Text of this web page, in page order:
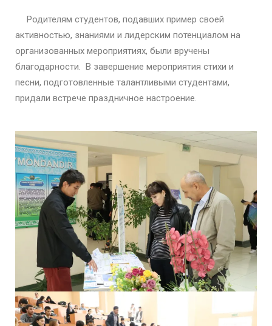
Родителям студентов, подавших пример своей
активностью, знаниями и лидерским потенциалом на
организованных мероприятиях, были вручены
благодарности. В завершение мероприятия стихи и
песни, подготовленные талантливыми студентами,
придали встрече праздничное настроение.